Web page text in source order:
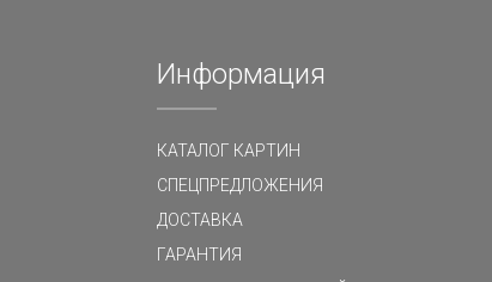
Информация
КАТАЛОГ КАРТИН
СПЕЦПРЕДЛОЖЕНИЯ
ДОСТАВКА
ГАРАНТИЯ